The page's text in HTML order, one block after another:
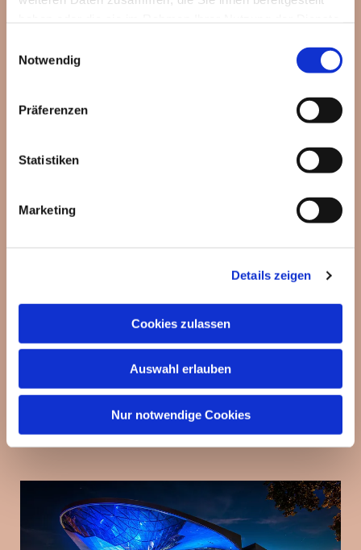
Notwendig
Präferenzen
Statistiken
Marketing
Details zeigen
Cookies zulassen
Auswahl erlauben
Nur notwendige Cookies
BMW-Zentrum